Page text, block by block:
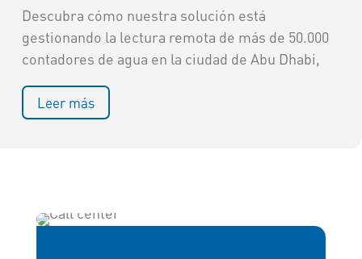
Descubra cómo nuestra solución está
gestionando la lectura remota de más de 50.000
contadores de agua en la ciudad de Abu Dhabi,
Leer más